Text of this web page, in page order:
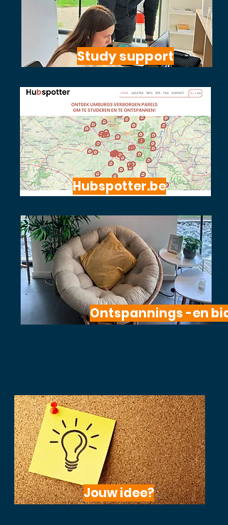
Study support
Hubspotter.be
Ontspannings -en
Jouw idee?